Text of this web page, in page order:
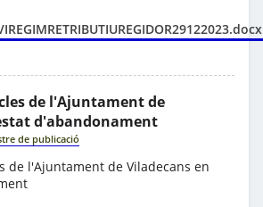
de l'Ajuntament de
d'abandonament
de publicació
de l'Ajuntament de Viladecans en